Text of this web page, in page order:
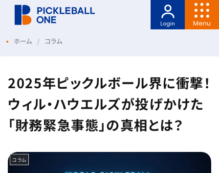
Menu
Login
ホーム コラム
2025年ピックルボール界に衝撃！
ウィル・ハウエルズが投げかけた
「財務緊急事態」の真相とは？
コラム